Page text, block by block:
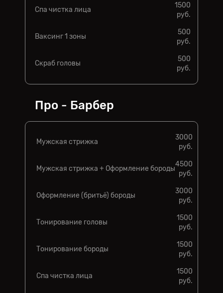
Спа чистка лица
1500
руб.
Ваксинг 1 зоны
500
руб.
Скраб головы
500
руб.
Про - Барбер
Мужская стрижка
3000
руб.
Мужская стрижка + Оформление бороды
4500
руб.
Оформление (бритьё) бороды
3000
руб.
Тонирование головы
1500
руб.
Тонирование бороды
1500
руб.
Спа чистка лица
1500
руб.